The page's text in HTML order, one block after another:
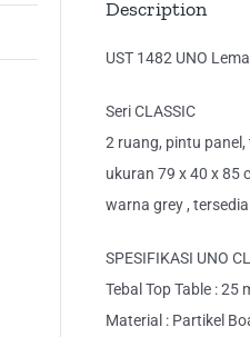
Description
UST 1482 UNO
Seri CLASSIC
2 ruang, pintu
ukuran 79 x 40 x 85
warna grey ,
SPESIFIKASI UNO
Tebal Top Table : 25
Material : Partikel